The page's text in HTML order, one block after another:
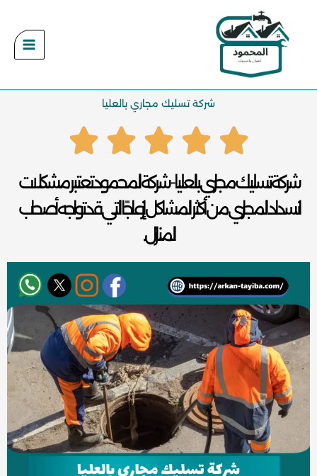
المحتوى
شركة تسليك مجاري بالعليا
شركة تسليك مجاري بالعليا - شركة المحمود تعتبر مشكلات
انسداد المجاري من أكثر المشاكل إزعاجًا التي قد تواجه أصحاب
المنازل ...